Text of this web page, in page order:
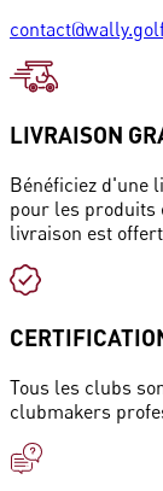
LIVRAISON
Bénéficiez d'une
pour les produits
livraison est
Tous les clubs
clubmakers